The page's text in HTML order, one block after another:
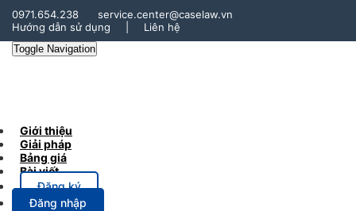
0971.654.238
service.center@caselaw.vn
Hướng dẫn sử dụng
Liên hệ
Toggle Navigation
Giới thiệu
Giải pháp
Bảng giá
Bài viết
Đăng ký
Đăng nhập